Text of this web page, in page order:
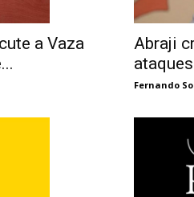
a Vaza
Abraji
Fernando